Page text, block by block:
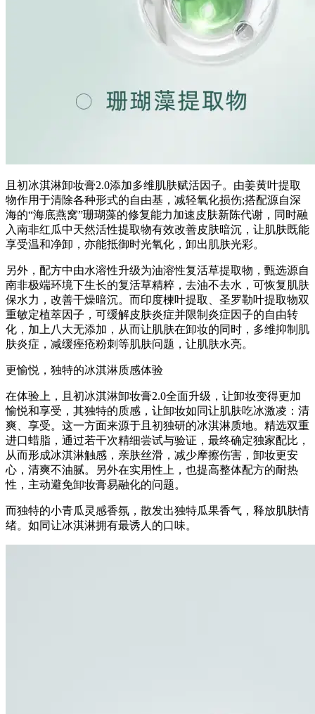
且初冰淇淋卸妆膏2.0添加多维肌肤赋活因子。由姜黄叶提取
物作用于清除各种形式的自由基，减轻氧化损伤;搭配源自深
海的“海底燕窝”珊瑚藻的修复能力加速皮肤新陈代谢，同时融
入南非红瓜中天然活性提取物有效改善皮肤暗沉，让肌肤既能
享受温和净卸，亦能抵御时光氧化，卸出肌肤光彩。
另外，配方中由水溶性升级为油溶性复活草提取物，甄选源自
南非极端环境下生长的复活草精粹，去油不去水，可恢复肌肤
保水力，改善干燥暗沉。而印度楝叶提取、圣罗勒叶提取物双
重敏定植萃因子，可缓解皮肤炎症并限制炎症因子的自由转
化，加上八大无添加，从而让肌肤在卸妆的同时，多维抑制肌
肤炎症，减缓痤疮粉刺等肌肤问题，让肌肤水亮。
更愉悦，独特的冰淇淋质感体验
在体验上，且初冰淇淋卸妆膏2.0全面升级，让卸妆变得更加
愉悦和享受，其独特的质感，让卸妆如同让肌肤吃冰激凌：清
爽、享受。这一方面来源于且初独研的冰淇淋质地。精选双重
进口蜡脂，通过若干次精细尝试与验证，最终确定独家配比，
从而形成冰淇淋触感，亲肤丝滑，减少摩擦伤害，卸妆更安
心，清爽不油腻。另外在实用性上，也提高整体配方的耐热
性，主动避免卸妆膏易融化的问题。
而独特的小青瓜灵感香氛，散发出独特瓜果香气，释放肌肤情
绪。如同让冰淇淋拥有最诱人的口味。